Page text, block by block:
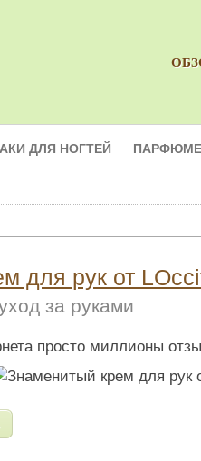
ДЛЯ НОГТЕЙ
для рук от
за руками
просто миллионы